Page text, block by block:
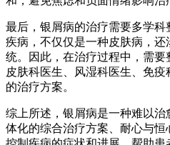
最后，银屑病的治疗需要多学
疾病，不仅仅是一种皮肤病，
统。因此，在治疗过程中，需
皮肤科医生、风湿科医生、免
的治疗方案。
综上所述，银屑病是一种难以
体化的综合治疗方案、耐心与